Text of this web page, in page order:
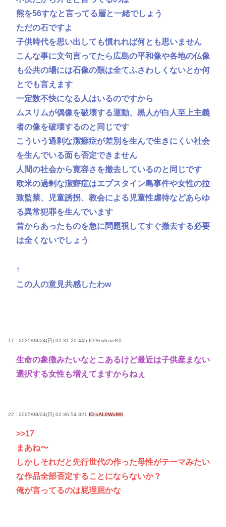
熊を56すなと言ってる層と一緒でしょう
ただの石ですよ
子供時代を思い出しても慣れれば何とも思いません
こんな事に文句言ってたら広島の平和像や各地の仏像
も公共の場には石像の類は全てふさわしくないとか何
とでも言えます
一定数不快になる人はいるのですから
ムスリムが偶像を破壊する運動、黒人が白人至上主義
者の像を破壊するのと同じです
こういう過剰な潔癖症が差別を生んで生きにくい社会
を生んでいる面も否定できません
人間の社会から寛容さを撤去しているのと同じです
欧米の過剰な潔癖症はエプスタイン島事件や女性の拉
致監禁、児童誘拐、教会による児童性虐待などあらゆ
る異常犯罪を生んでいます
昔からあったものを急に問題視してすぐ撤去する必要
は全くないでしょう
↑
この人の意見共感したわw
17 : 2025/08/24(日) 02:31:20.445 ID:BnvbzvcK0
生命の象徴みたいなとこあるけど最近は子供産まない
選択する女性も増えてますからねぇ
22 : 2025/08/24(日) 02:36:54.321 ID:sAL0Wof90
>>17
まあね〜
しかしそれだと先行世代の作った母性がテーマみたい
な作品全部否定することにならないか？
俺が言ってるのは屁理屈かな